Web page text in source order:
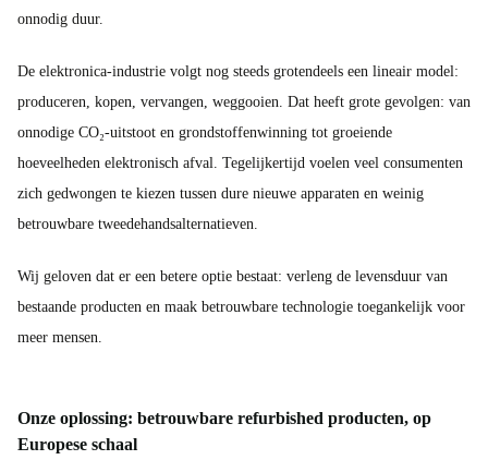
onnodig duur.
De elektronica-industrie volgt nog steeds grotendeels een lineair model:
produceren, kopen, vervangen, weggooien. Dat heeft grote gevolgen: van
onnodige CO₂-uitstoot en grondstoffenwinning tot groeiende
hoeveelheden elektronisch afval. Tegelijkertijd voelen veel consumenten
zich gedwongen te kiezen tussen dure nieuwe apparaten en weinig
betrouwbare tweedehandsalternatieven.
Wij geloven dat er een betere optie bestaat: verleng de levensduur van
bestaande producten en maak betrouwbare technologie toegankelijk voor
meer mensen.
Onze oplossing: betrouwbare refurbished producten, op
Europese schaal